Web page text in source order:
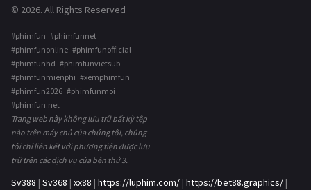
© 2026. All Rights Reserved
#phimfun #phimfunnet
#phimfunonline #phimfunofficial
#phimfunhd #phimfunvietsub
#phimfunmienphi #xemphimfun
#phimfun2026 #phimfunmoi
#phimfun.net
Trang web này không lưu trữ bất kỳ tệp
nào trên máy chủ của chúng tôi, chúng
tôi chỉ liên kết với phương tiện được lưu
trữ trên các dịch vụ của bên thứ 3.
Sv388 | Sv368 | xx88 | https://luphim.com/ | https://bet88.graphics/ |